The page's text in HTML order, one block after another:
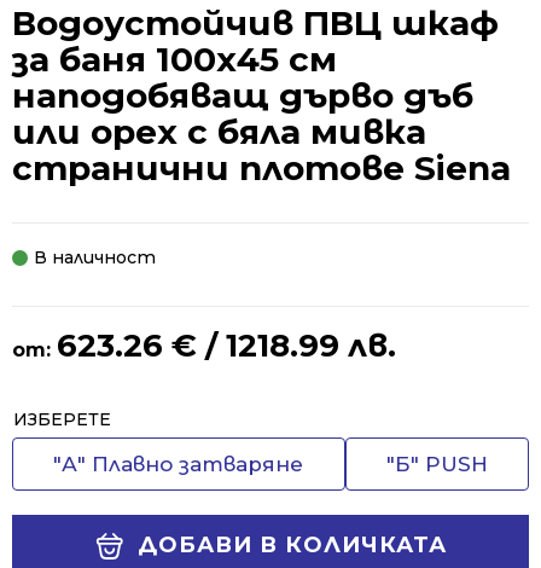
Водоустойчив ПВЦ шкаф
за баня 100х45 см
наподобяващ дърво дъб
или орех с бяла мивка
странични плотове Siena
В наличност
от: 623.26 € / 1218.99 лв.
ИЗБЕРЕТЕ
"А" Плавно затваряне "Б" PUSH
ДОБАВИ В КОЛИЧКАТА
Alternative: